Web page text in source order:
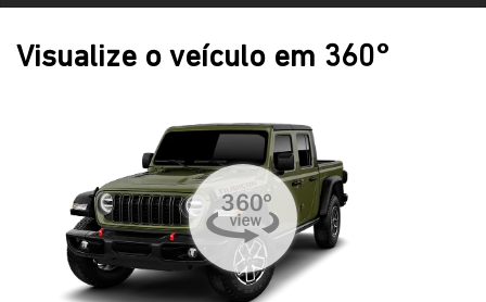
Visualize o veículo em 360°